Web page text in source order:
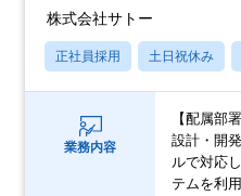
株式会社サトー
正社員採用 土日祝休み
業務内容
【配属部署
設計・開
ルで対応
テムを利